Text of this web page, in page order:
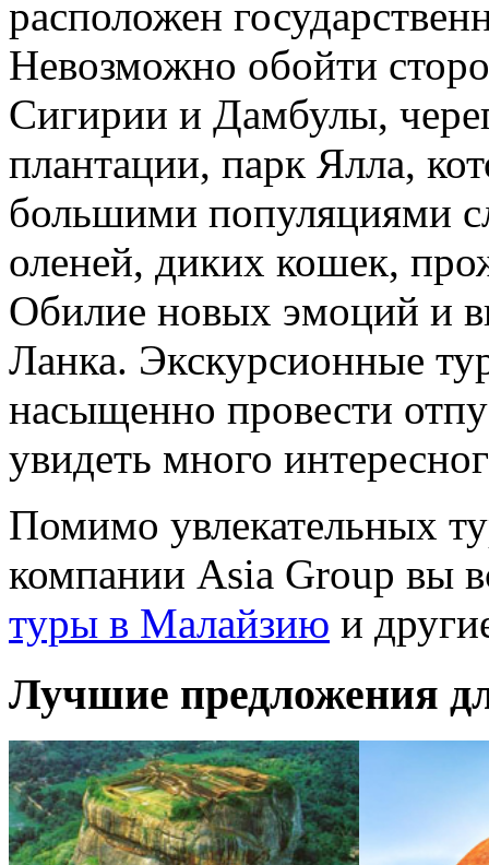
расположен
Невозможно обойти
Сигирии и Дамбулы,
плантации, парк Ялла,
большими популяциями
оленей, диких кошек,
Обилие новых эмоций и
Ланка. Экскурсионные
насыщенно провести
увидеть много
Помимо увлекательных
компании Asia Group вы
туры в Малайзию и
Лучшие предложения